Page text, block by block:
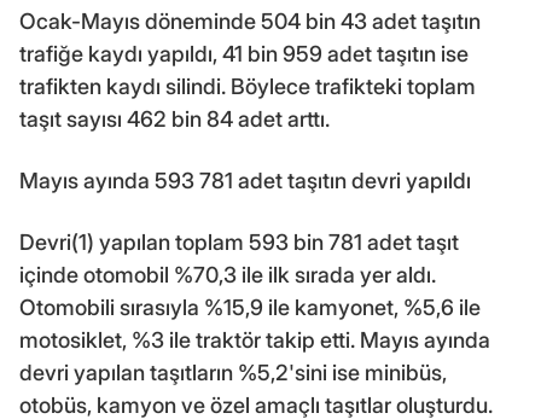
Ocak-Mayıs döneminde 504 bin 43 adet taşıtın
trafiğe kaydı yapıldı, 41 bin 959 adet taşıtın ise
trafikten kaydı silindi. Böylece trafikteki toplam
taşıt sayısı 462 bin 84 adet arttı.
Mayıs ayında 593 781 adet taşıtın devri yapıldı
Devri(1) yapılan toplam 593 bin 781 adet taşıt
içinde otomobil %70,3 ile ilk sırada yer aldı.
Otomobili sırasıyla %15,9 ile kamyonet, %5,6 ile
motosiklet, %3 ile traktör takip etti. Mayıs ayında
devri yapılan taşıtların %5,2'sini ise minibüs,
otobüs, kamyon ve özel amaçlı taşıtlar oluşturdu.